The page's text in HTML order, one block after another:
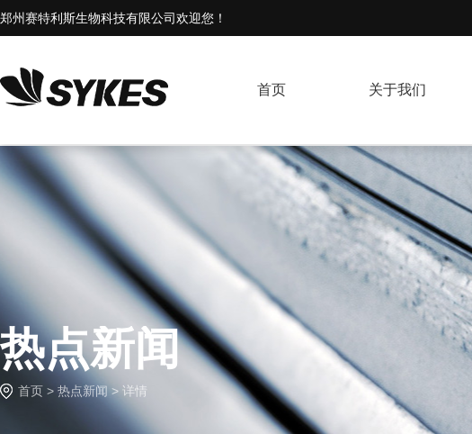
郑州赛特利斯生物科技有限公司欢迎您！
首页 关于我们
热点新闻
首页 > 热点新闻 > 详情